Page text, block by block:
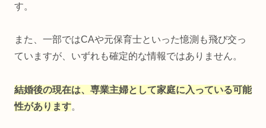
す。
また、一部ではCAや元保育士といった憶測も飛び交っ
ていますが、いずれも確定的な情報ではありません。
結婚後の現在は、専業主婦として家庭に入っている可能
性があります。